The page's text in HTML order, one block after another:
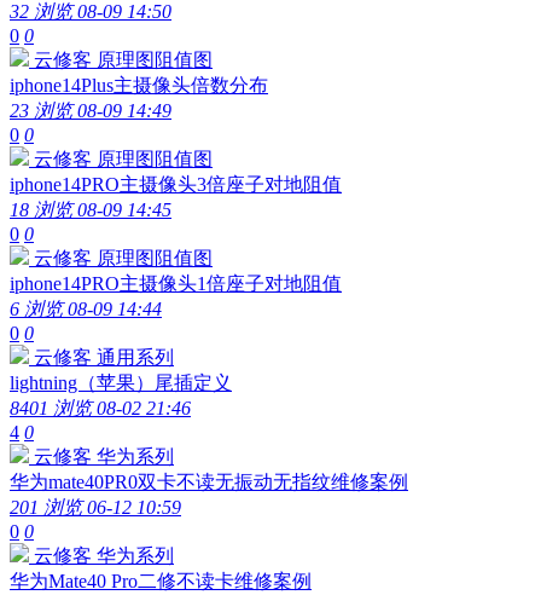
32 浏览 08-09 14:50
0 0
云修客 原理图阻值图
iphone14Plus主摄像头倍数分布
23 浏览 08-09 14:49
0 0
云修客 原理图阻值图
iphone14PRO主摄像头3倍座子对地阻值
18 浏览 08-09 14:45
0 0
云修客 原理图阻值图
iphone14PRO主摄像头1倍座子对地阻值
6 浏览 08-09 14:44
0 0
云修客 通用系列
lightning（苹果）尾插定义
8401 浏览 08-02 21:46
4 0
云修客 华为系列
华为mate40PR0双卡不读无振动无指纹维修案例
201 浏览 06-12 10:59
0 0
云修客 华为系列
华为Mate40 Pro二修不读卡维修案例